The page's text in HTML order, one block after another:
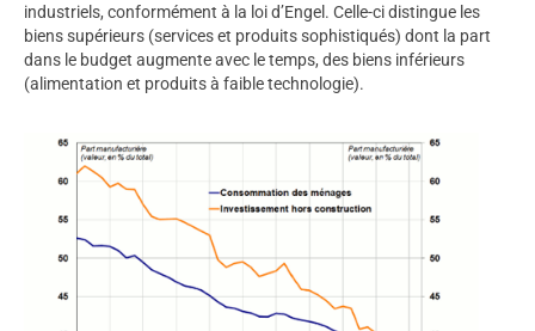
industriels, conformément à la loi d’Engel. Celle-ci distingue les
biens supérieurs (services et produits sophistiqués) dont la part
dans le budget augmente avec le temps, des biens inférieurs
(alimentation et produits à faible technologie).